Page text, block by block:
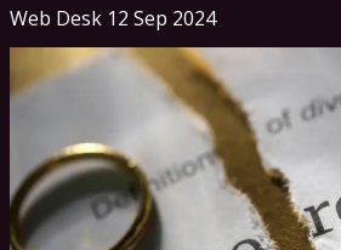
Web Desk 12 Sep 2024